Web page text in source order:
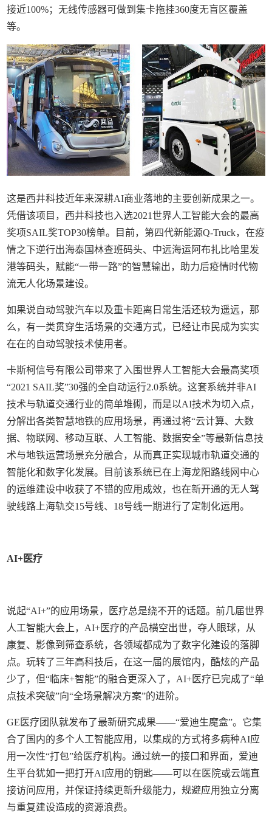
接近100%；无线传感器可做到集卡拖挂360度无盲区覆盖
等。
这是西井科技近年来深耕AI商业落地的主要创新成果之一。
凭借该项目，西井科技也入选2021世界人工智能大会的最高
奖项SAIL奖TOP30榜单。目前，第四代新能源Q-Truck，在疫
情之下逆行出海泰国林查班码头、中远海运阿布扎比哈里发
港等码头，赋能“一带一路”的智慧输出，助力后疫情时代物
流无人化场景建设。
如果说自动驾驶汽车以及重卡距离日常生活还较为遥远，那
么，有一类贯穿生活场景的交通方式，已经让市民成为实实
在在的自动驾驶技术使用者。
卡斯柯信号有限公司带来了入围世界人工智能大会最高奖项
“2021 SAIL奖”30强的全自动运行2.0系统。这套系统并非AI
技术与轨道交通行业的简单堆砌，而是以AI技术为切入点，
分解出各类智慧地铁的应用场景，再通过将“云计算、大数
据、物联网、移动互联、人工智能、数据安全”等最新信息技
术与地铁运营场景充分融合，从而真正实现城市轨道交通的
智能化和数字化发展。目前该系统已在上海龙阳路线网中心
的运维建设中收获了不错的应用成效，也在新开通的无人驾
驶线路上海轨交15号线、18号线一期进行了定制化运用。
AI+医疗
说起“AI+”的应用场景，医疗总是绕不开的话题。前几届世界
人工智能大会上，AI+医疗的产品横空出世，夺人眼球，从
康复、影像到筛查系统，各领域都成为了数字化建设的落脚
点。玩转了三年高科技后，在这一届的展馆内，酷炫的产品
少了，但“临床+智能”的融合更深入了，AI+医疗已完成了“单
点技术突破”向“全场景解决方案”的进阶。
GE医疗团队就发布了最新研究成果——“爱迪生魔盒”。它集
合了国内的多个人工智能应用，以集成的方式将多病种AI应
用一次性“打包”给医疗机构。通过统一的接口和界面，爱迪
生平台犹如一把打开AI应用的钥匙——可以在医院或云端直
接访问应用，并保证持续更新升级能力，规避应用独立分离
与重复建设造成的资源浪费。